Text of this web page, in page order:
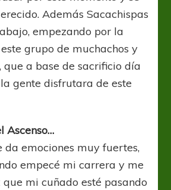
Además Sacachispas
empezando por la
grupo de muchachos y
que a base de sacrificio día
gente disfrutara de este
Ascenso…
da emociones muy fuertes,
empecé mi carrera y me
mi cuñado esté pasando